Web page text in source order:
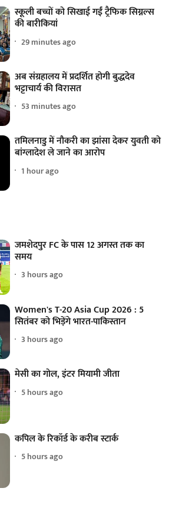
स्कूली बच्चों को सिखाई गईं ट्रैफिक सिग्नल्स
की बारीकियां
29 minutes ago
अब संग्रहालय में प्रदर्शित होगी बुद्धदेव
भट्टाचार्य की विरासत
53 minutes ago
तमिलनाडु में नौकरी का झांसा देकर युवती को
बांग्लादेश ले जाने का आरोप
1 hour ago
जमशेदपुर FC के पास 12 अगस्त तक का
समय
3 hours ago
Women's T-20 Asia Cup 2026 : 5
सितंबर को भिड़ेंगे भारत-पाकिस्तान
3 hours ago
मेसी का गोल, इंटर मियामी जीता
5 hours ago
कपिल के रिकॉर्ड के करीब स्टार्क
5 hours ago